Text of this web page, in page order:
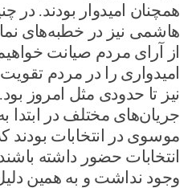
همچنان امیدوار بودند. در
هاشمی نیز در خطبه‌های
از آرای مردم صیانت
نیز تا حدودی مثل امروز
جریان‌های مختلف در ابتدا
موسوی در انتخابات بودند
انتخابات حضور داشته
وجود نداشت و به همین